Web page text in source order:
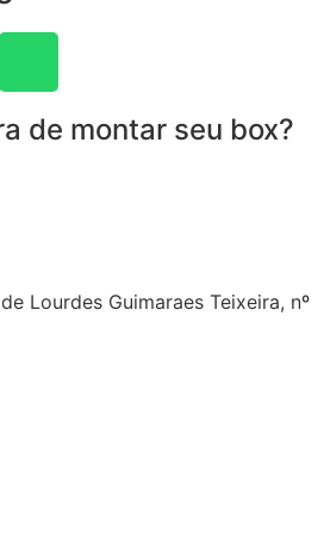
de montar seu box?
Lourdes Guimaraes Teixeira, nº